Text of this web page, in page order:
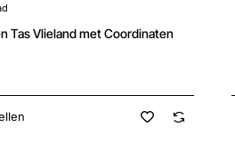
Tas Vlieland met Coordinaten